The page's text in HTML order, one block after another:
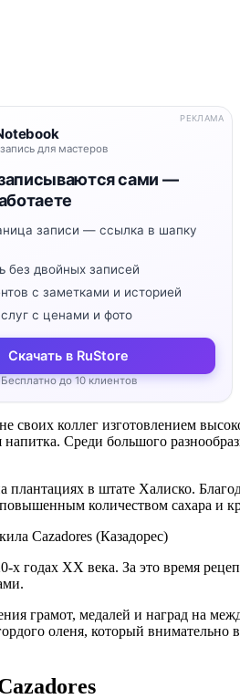
для мастеров
сами —
записи — ссылка в шапку
без двойных записей
с заметками и историей
с ценами и фото
Скачать в RuStore
Бесплатно до 10 клиентов
РЕКЛАМА
коллег изготовлением
Среди большого
плантациях в штате Халиско.
количеством сахара и
х годах XX века. За это время
грамот, медалей и наград на
оленя, который